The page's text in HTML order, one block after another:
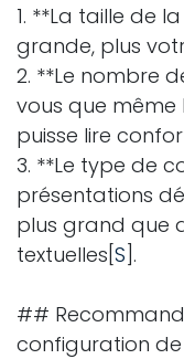
1. **La taille de
grande, plus
2. **Le nombre
vous que même
puisse lire
3. **Le type de
présentations
plus grand que
textuelles[S].
##
configuration